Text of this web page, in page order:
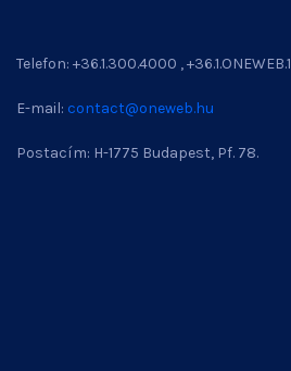
Telefon: +36.1.300.4000 , +36.1.ONEWEB.1
E-mail: contact@oneweb.hu
Postacím: H-1775 Budapest, Pf. 78.